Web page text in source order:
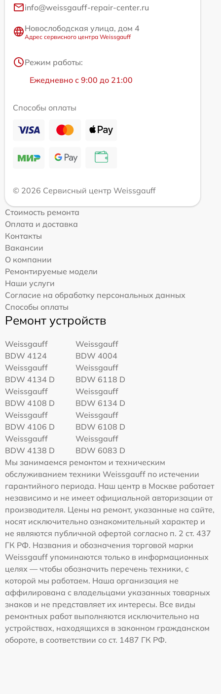
info@weissgauff-repair-center.ru
Новослободская улица, дом 4
Адрес сервисного центра Weissgauff
Режим работы:
Ежедневно с 9:00 до 21:00
Способы оплаты
© 2026 Сервисный центр Weissgauff
Стоимость ремонта
Оплата и доставка
Контакты
Вакансии
О компании
Ремонтируемые модели
Наши услуги
Согласие на обработку персональных данных
Способы оплаты
Ремонт устройств
Weissgauff
BDW 4124
Weissgauff
BDW 4004
Weissgauff
BDW 4134 D
Weissgauff
BDW 6118 D
Weissgauff
BDW 4108 D
Weissgauff
BDW 6134 D
Weissgauff
BDW 4106 D
Weissgauff
BDW 6108 D
Weissgauff
BDW 4138 D
Weissgauff
BDW 6083 D
Мы занимаемся ремонтом и техническим
обслуживанием техники Weissgauff по истечении
гарантийного периода. Наш центр в Москве работает
независимо и не имеет официальной авторизации от
производителя. Цены на ремонт, указанные на сайте,
носят исключительно ознакомительный характер и
не являются публичной офертой согласно п. 2 ст. 437
ГК РФ. Названия и обозначения торговой марки
Weissgauff упоминаются только в информационных
целях — чтобы обозначить перечень техники, с
которой мы работаем. Наша организация не
аффилирована с владельцами указанных товарных
знаков и не представляет их интересы. Все виды
ремонтных работ выполняются исключительно на
устройствах, находящихся в законном гражданском
обороте, в соответствии со ст. 1487 ГК РФ.